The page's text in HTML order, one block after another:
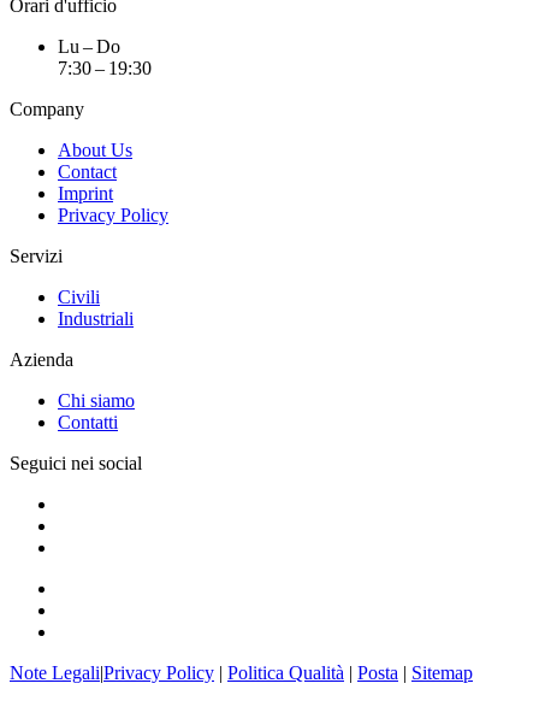
Orari d'ufficio
Lu – Do
7:30 – 19:30
Company
About Us
Contact
Imprint
Privacy Policy
Servizi
Civili
Industriali
Azienda
Chi siamo
Contatti
Seguici nei social
Note Legali|Privacy Policy | Politica Qualità | Posta | Sitemap